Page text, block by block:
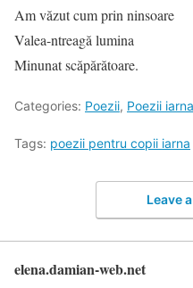
Am văzut cum prin ninsoare
Valea-ntreagă lumina
Minunat scăpărătoare.
Categories: Poezii, Poezii iarna
Tags: poezii pentru copii iarna
Leave
elena.damian-web.net